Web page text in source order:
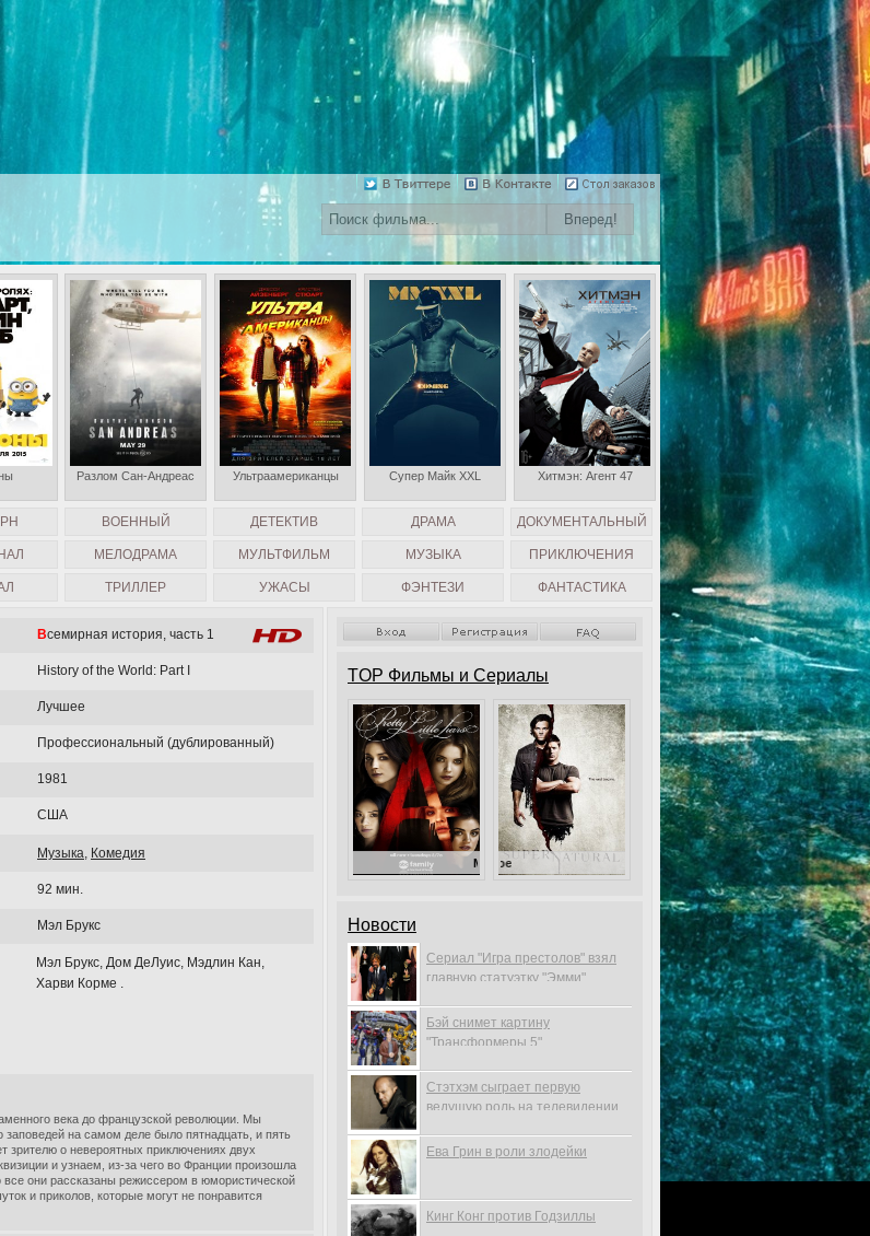
Всемирная история, часть 1
History of the World: Part I
Лучшее
Профессиональный (дублированный)
1981
США
Музыка, Комедия
92 мин.
Мэл Брукс
Мэл Брукс, Дом ДеЛуис, Мэдлин Кан,
Харви Корме .
века до французской революции. Мы
на самом деле было пятнадцать, и пять
зрителю о невероятных приключениях двух
и узнаем, из-за чего во Франции произошла
они рассказаны режиссером в юмористической
и приколов, которые могут не понравится
TOP Фильмы и Сериалы
Милые обманщицы Сверхъестественное
Новости
Сериал "Игра престолов" взял
главную статуэтку "Эмми".
Бэй снимет картину
"Трансформеры 5"
Стэтхэм сыграет первую
ведущую роль на телевидении
Ева Грин в роли злодейки
Кинг Конг против Годзиллы
ВОЕННЫЙ ДЕТЕКТИВ ДРАМА ДОКУМЕНТАЛЬНЫЙ
МЕЛОДРАМА МУЛЬТФИЛЬМ МУЗЫКА ПРИКЛЮЧЕНИЯ
ТРИЛЛЕР УЖАСЫ ФЭНТЕЗИ ФАНТАСТИКА
Разлом Сан-Андреас Ультраамериканцы Супер Майк XXL Хитмэн: Агент 47